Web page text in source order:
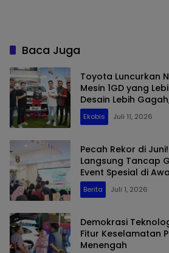
Baca Juga
Toyota Luncurkan
Mesin 1GD yang
Desain Lebih
Produktivitas dan
Ekobis Juli 11, 2026
Pecah Rekor di
Langsung Tancap Gas, dengan
Event Spesial di
Berita Juli 1, 2026
Demokrasi
Fitur Keselamatan
Menengah